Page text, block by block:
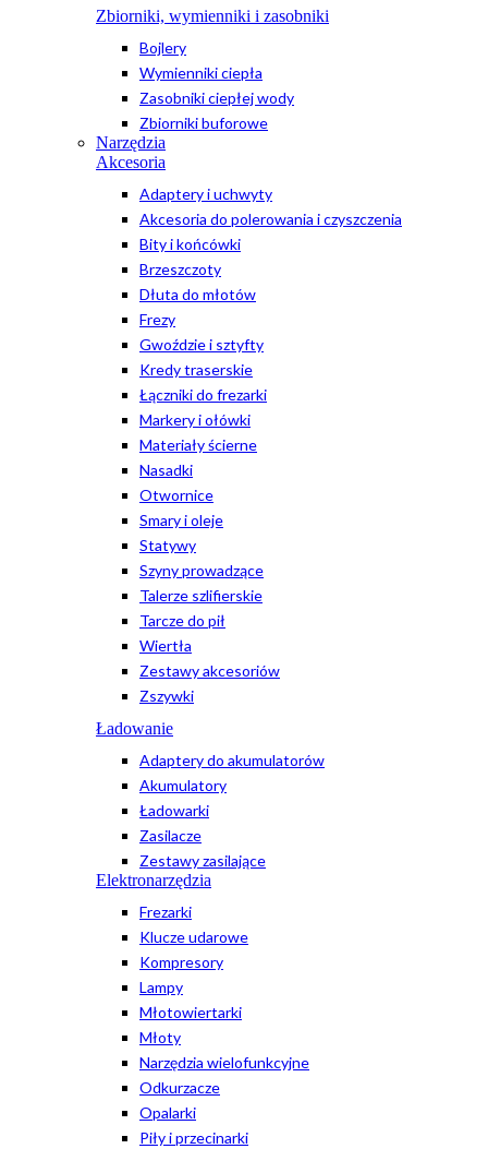
Zbiorniki, wymienniki i zasobniki
Bojlery
Wymienniki ciepła
Zasobniki ciepłej wody
Zbiorniki buforowe
Narzędzia
Akcesoria
Adaptery i uchwyty
Akcesoria do polerowania i czyszczenia
Bity i końcówki
Brzeszczoty
Dłuta do młotów
Frezy
Gwoździe i sztyfty
Kredy traserskie
Łączniki do frezarki
Markery i ołówki
Materiały ścierne
Nasadki
Otwornice
Smary i oleje
Statywy
Szyny prowadzące
Talerze szlifierskie
Tarcze do pił
Wiertła
Zestawy akcesoriów
Zszywki
Ładowanie
Adaptery do akumulatorów
Akumulatory
Ładowarki
Zasilacze
Zestawy zasilające
Elektronarzędzia
Frezarki
Klucze udarowe
Kompresory
Lampy
Młotowiertarki
Młoty
Narzędzia wielofunkcyjne
Odkurzacze
Opalarki
Piły i przecinarki